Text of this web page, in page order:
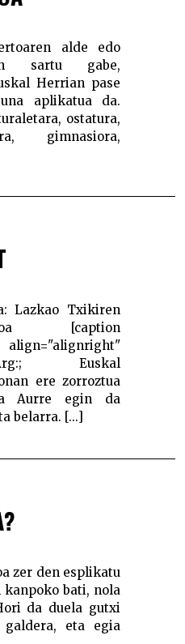
alde edo
sartu gabe,
Herrian pase
aplikatua da.
ostatura,
gimnasiora,
Lazkao Txikiren
[caption
align="alignright"
Euskal
ere zorroztua
Aurre egin da
belarra. [...]
zer den esplikatu
kanpoko bati, nola
da duela gutxi
eta egia